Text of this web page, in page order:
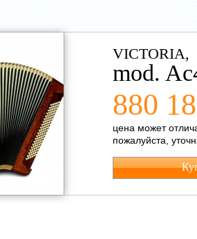
VICTORIA,
mod.
880
цена может
пожалуйста,